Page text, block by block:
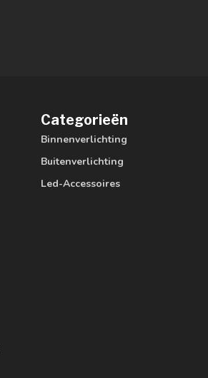
Categorieën
Binnenverlichting
Buitenverlichting
Led-Accessoires